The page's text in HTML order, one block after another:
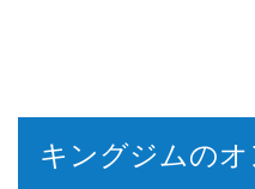
キングジムの